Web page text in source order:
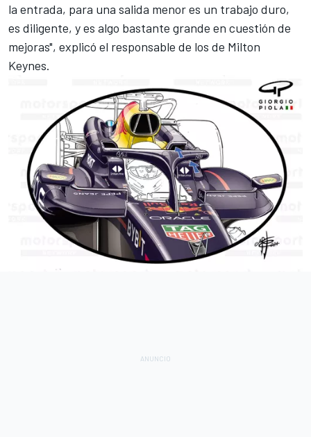
la entrada, para una salida menor es un trabajo duro,
es diligente, y es algo bastante grande en cuestión de
mejoras", explicó el responsable de los de Milton
Keynes.